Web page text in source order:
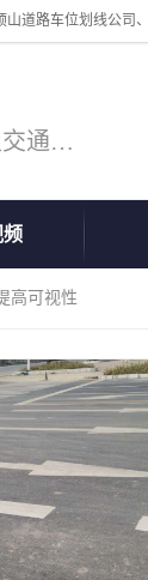
专注道路标线施工，专业的道路标线及交通设施施工服务商!
频
高可视性